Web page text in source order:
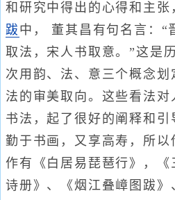
和研究中得出的心得和主张
跋 中， 董其昌有句名言：“
取法，宋人书取意。”这是
次用韵、法、意三个概念
法的审美取向。这些看法
书法，起了很好的阐释和引
勤于书画，又享高寿，所以
作有《白居易琵琶行》，《
诗册》、《烟江叠嶂图跋》